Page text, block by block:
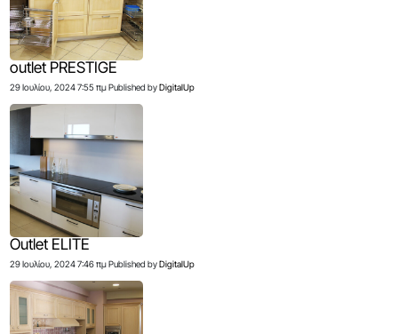
outlet PRESTIGE
29 Ιουλίου, 2024 7:55 πμ Published by DigitalUp
Outlet ELITE
29 Ιουλίου, 2024 7:46 πμ Published by DigitalUp